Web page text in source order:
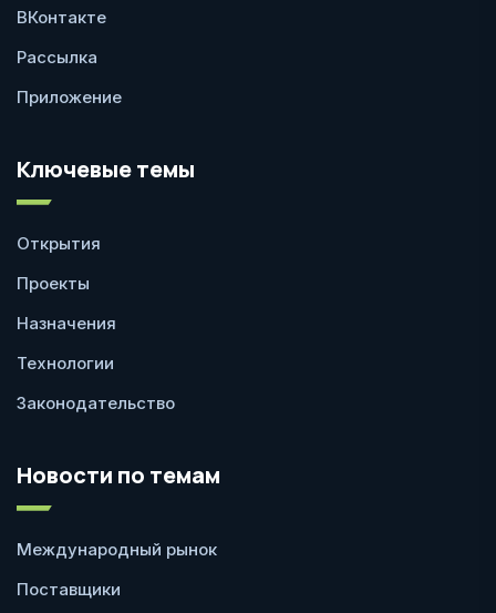
ВКонтакте
Рассылка
Приложение
Ключевые темы
Открытия
Проекты
Назначения
Технологии
Законодательство
Новости по темам
Международный рынок
Поставщики